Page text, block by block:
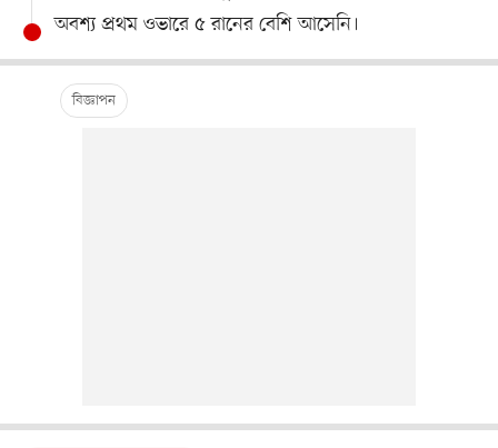
অবশ্য প্রথম ওভারে ৫ রানের বেশি আসেনি।